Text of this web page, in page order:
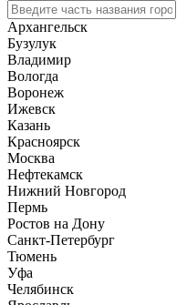
Архангельск
Бузулук
Владимир
Вологда
Воронеж
Ижевск
Казань
Красноярск
Москва
Нефтекамск
Нижний Новгород
Пермь
Ростов на Дону
Санкт-Петербург
Тюмень
Уфа
Челябинск